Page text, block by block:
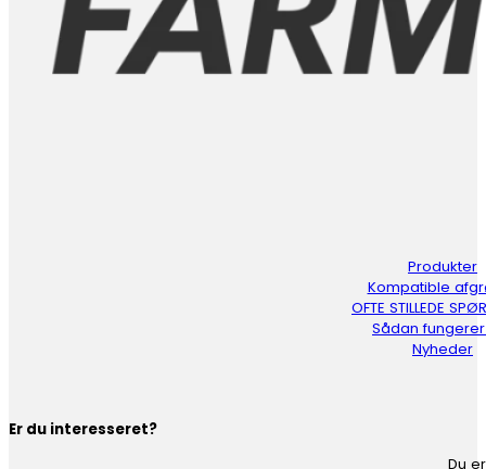
Produkter
Kompatible
OFTE STILLEDE
Sådan
Nyheder
Er du interesseret?
Du